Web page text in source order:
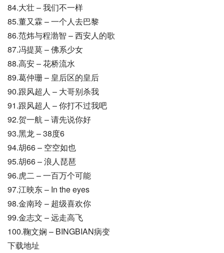
84.大壮 – 我们不一样
85.董又霖 – 一个人去巴黎
86.范炜与程渤智 – 西安人的歌
87.冯提莫 – 佛系少女
88.高安 – 花桥流水
89.葛仲珊 – 皇后区的皇后
90.跟风超人 – 大哥别杀我
91.跟风超人 – 你打不过我吧
92.贺一航 – 请先说你好
93.黑龙 – 38度6
94.胡66 – 空空如也
95.胡66 – 浪人琵琶
96.虎二 – 一百万个可能
97.江映东 – In the eyes
98.金南玲 – 超级喜欢你
99.金志文 – 远走高飞
100.鞠文娴 – BINGBIAN病变
下载地址